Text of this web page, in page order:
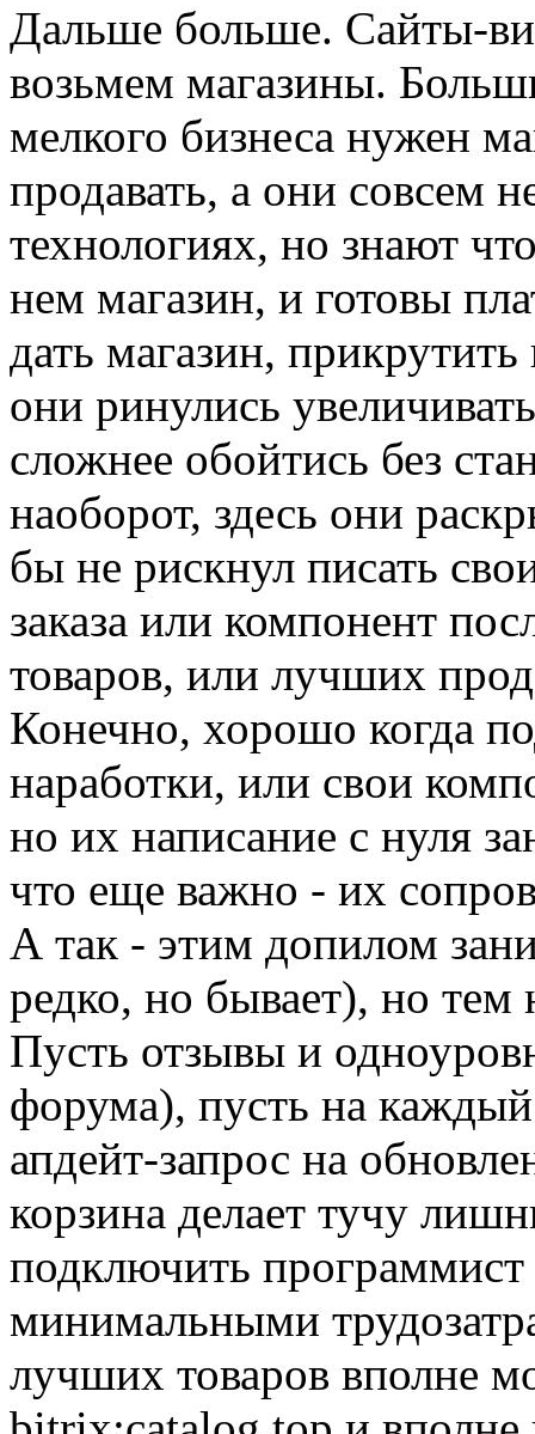
Дальше больше. Сайты-
возьмем магазины.
мелкого бизнеса нужен
продавать, а они совсем
технологиях, но знают
нем магазин, и готовы
дать магазин,
они ринулись
сложнее обойтись без
наоборот, здесь они
бы не рискнул писать
заказа или компонент
товаров, или лучших
Конечно, хорошо когда
наработки, или свои
но их написание с нуля
что еще важно - их
А так - этим допилом
редко, но бывает), но тем
Пусть отзывы и
форума), пусть на каждый
апдейт-запрос на
корзина делает тучу
подключить программист
минимальными
лучших товаров вполне